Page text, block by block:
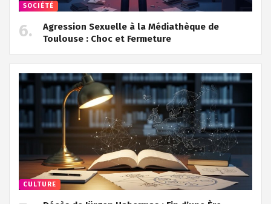
SOCIÉTÉ
Agression Sexuelle à la Médiathèque de
Toulouse : Choc et Fermeture
CULTURE